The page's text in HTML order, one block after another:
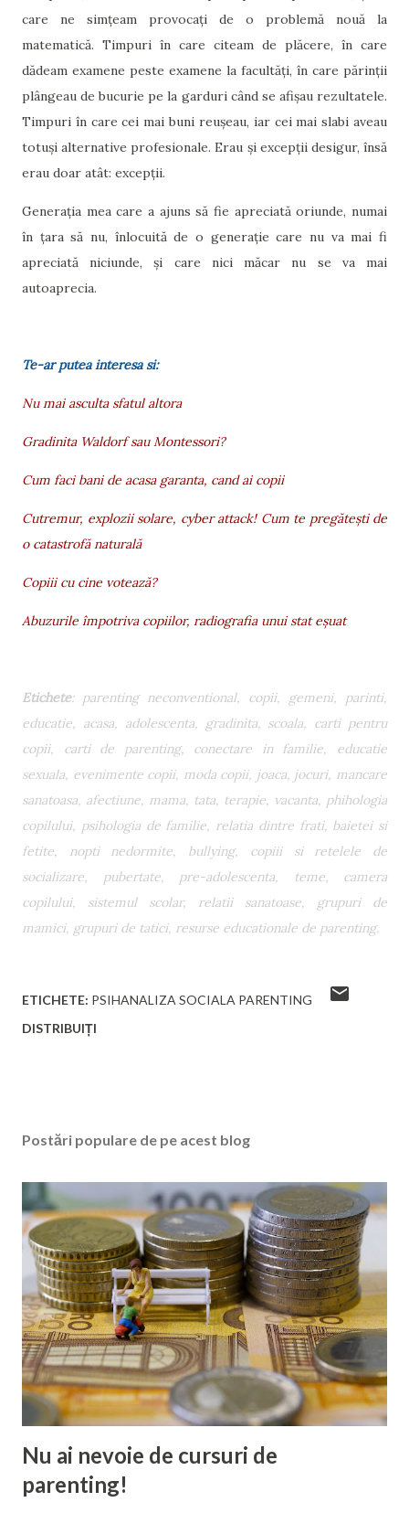
care ne simțeam provocați de o problemă nouă la
matematică. Timpuri în care citeam de plăcere, în care
dădeam examene peste examene la facultăți, în care părinții
plângeau de bucurie pe la garduri când se afișau rezultatele.
Timpuri în care cei mai buni reușeau, iar cei mai slabi aveau
totuși alternative profesionale. Erau și excepții desigur, însă
erau doar atât: excepții.
Generația mea care a ajuns să fie apreciată oriunde, numai
în țara să nu, înlocuită de o generație care nu va mai fi
apreciată niciunde, și care nici măcar nu se va mai
autoaprecia.
Te-ar putea interesa si:
Nu mai asculta sfatul altora
Gradinita Waldorf sau Montessori?
Cum faci bani de acasa garanta, cand ai copii
Cutremur, explozii solare, cyber attack! Cum te pregătești de
o catastrofă naturală
Copiii cu cine votează?
Abuzurile împotriva copiilor, radiografia unui stat eșuat
Etichete: parenting neconventional, copii, gemeni, parinti,
educatie, acasa, adolescenta, gradinita, scoala, carti pentru
copii, carti de parenting, conectare in familie, educatie
sexuala, evenimente copii, moda copii, joaca, jocuri, mancare
sanatoasa, afectiune, mama, tata, terapie, vacanta, phihologia
copilului, psihologia de familie, relatia dintre frati, baietei si
fetite, nopti nedormite, bullying, copiii si retelele de
socializare, pubertate, pre-adolescenta, teme, camera
copilului, sistemul scolar, relatii sanatoase, grupuri de
mamici, grupuri de tatici, resurse educationale de parenting.
ETICHETE: PSIHANALIZA SOCIALA PARENTING
DISTRIBUIȚI
Postări populare de pe acest blog
Nu ai nevoie de cursuri de
parenting!